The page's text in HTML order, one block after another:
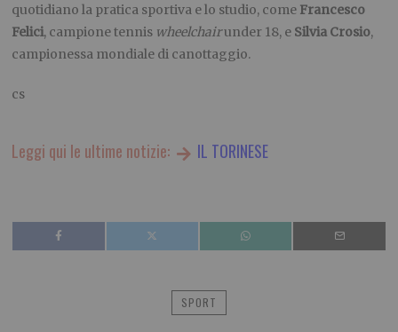
quotidiano la pratica sportiva e lo studio, come Francesco
Felici, campione tennis wheelchairunder 18, e Silvia Crosio,
campionessa mondiale di canottaggio.
cs
Leggi qui le ultime notizie: IL TORINESE
SPORT